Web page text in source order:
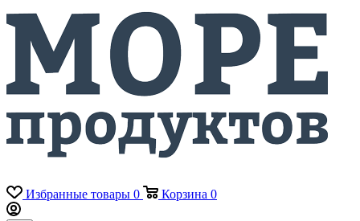
Избранные товары 0 Корзина 0